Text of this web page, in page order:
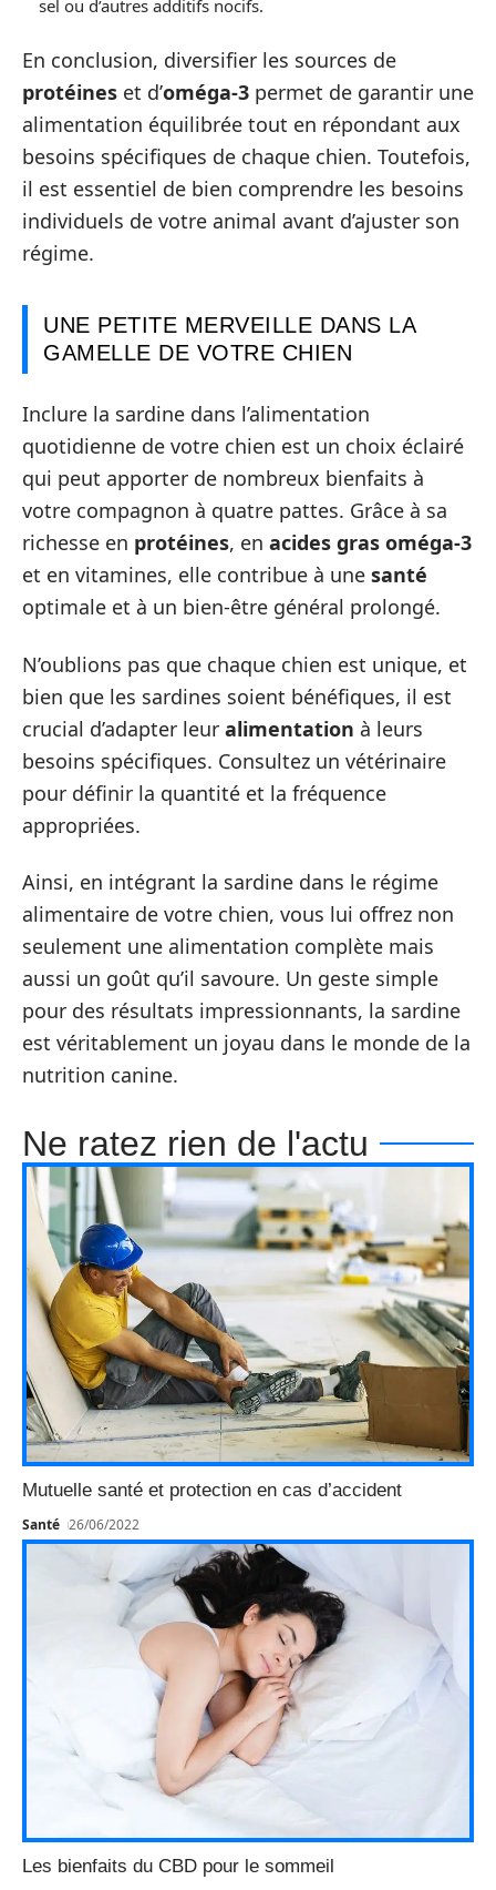
sel ou d’autres additifs nocifs.
En conclusion, diversifier les sources de
protéines et d’oméga-3 permet de garantir une
alimentation équilibrée tout en répondant aux
besoins spécifiques de chaque chien. Toutefois,
il est essentiel de bien comprendre les besoins
individuels de votre animal avant d’ajuster son
régime.
UNE PETITE MERVEILLE DANS LA
GAMELLE DE VOTRE CHIEN
Inclure la sardine dans l’alimentation
quotidienne de votre chien est un choix éclairé
qui peut apporter de nombreux bienfaits à
votre compagnon à quatre pattes. Grâce à sa
richesse en protéines, en acides gras oméga-3
et en vitamines, elle contribue à une santé
optimale et à un bien-être général prolongé.
N’oublions pas que chaque chien est unique, et
bien que les sardines soient bénéfiques, il est
crucial d’adapter leur alimentation à leurs
besoins spécifiques. Consultez un vétérinaire
pour définir la quantité et la fréquence
appropriées.
Ainsi, en intégrant la sardine dans le régime
alimentaire de votre chien, vous lui offrez non
seulement une alimentation complète mais
aussi un goût qu’il savoure. Un geste simple
pour des résultats impressionnants, la sardine
est véritablement un joyau dans le monde de la
nutrition canine.
Ne ratez rien de l'actu
Mutuelle santé et protection en cas d’accident
Santé 26/06/2022
Les bienfaits du CBD pour le sommeil